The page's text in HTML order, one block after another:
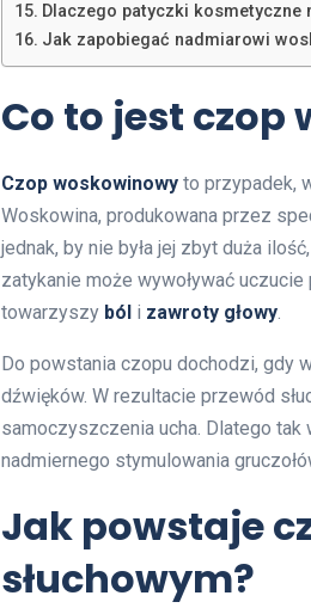
Dlaczego patyczki kosmetyczne
Jak zapobiegać nadmiarowi
Co to jest czop
Czop woskowinowy to przypadek,
Woskowina, produkowana przez
jednak, by nie była jej zbyt duża
zatykanie może wywoływać uczucie
towarzyszy ból i zawroty głowy.
Do powstania czopu dochodzi, gdy
dźwięków. W rezultacie przewód
samoczyszczenia ucha. Dlatego tak
nadmiernego stymulowania
Jak powstaje
słuchowym?